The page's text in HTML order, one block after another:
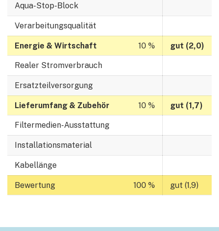
Aqua-Stop-Block
Verarbeitungsqualität
Energie & Wirtschaft gut (2,0)
Realer Stromverbrauch
Ersatzteilversorgung
Lieferumfang & Zubehör gut (1,7)
Filtermedien-Ausstattung
Installationsmaterial
Kabellänge
Bewertung gut (1,9)